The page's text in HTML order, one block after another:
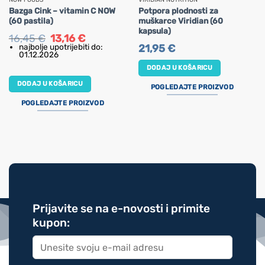
Bazga Cink – vitamin C NOW
(60 pastila)
16,45€ Izvorna
cijena
bila
je:
13,16€Trenutna
cijena
je:
najbolje upotrijebiti do:
01.12.2026
DODAJ U KOŠARICU
POGLEDAJTE PROIZVOD
Potpora plodnosti za
muškarce Viridian (60
kapsula)
21,95€
DODAJ U KOŠARICU
POGLEDAJTE PROIZVOD
Prijavite se na e-novosti i primite
kupon: